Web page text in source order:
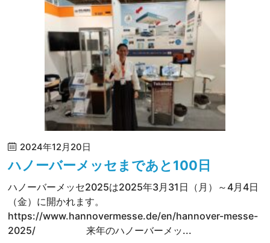
2024年12月20日
ハノーバーメッセまであと100日
ハノーバーメッセ2025は2025年3月31日（月）～4月4日
（金）に開かれます。
https://www.hannovermesse.de/en/hannover-messe-
2025/ 来年のハノーバーメッ...